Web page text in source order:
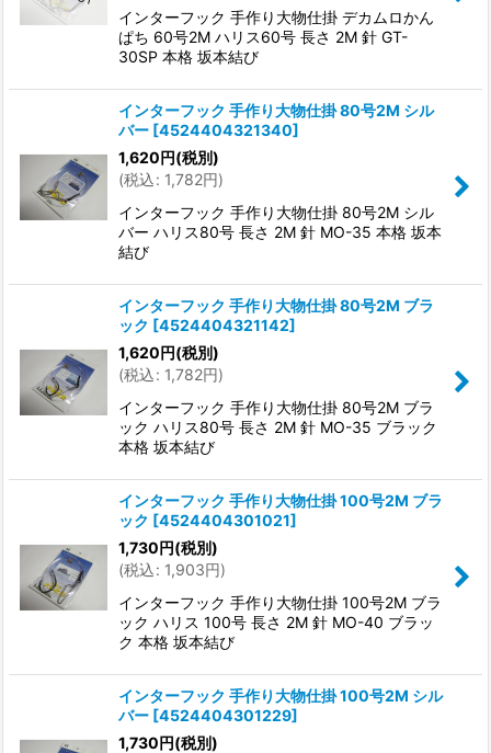
インターフック 手作り大物仕掛 デカムロかん
ぱち 60号2M ハリス60号 長さ 2M 針 GT-
30SP 本格 坂本結び
インターフック 手作り大物仕掛 80号2M シル
バー [4524404321340]
1,620円(税別)
(税込: 1,782円)
インターフック 手作り大物仕掛 80号2M シル
バー ハリス80号 長さ 2M 針 MO-35 本格 坂本
結び
インターフック 手作り大物仕掛 80号2M ブラ
ック [4524404321142]
1,620円(税別)
(税込: 1,782円)
インターフック 手作り大物仕掛 80号2M ブラ
ック ハリス80号 長さ 2M 針 MO-35 ブラック
本格 坂本結び
インターフック 手作り大物仕掛 100号2M ブラ
ック [4524404301021]
1,730円(税別)
(税込: 1,903円)
インターフック 手作り大物仕掛 100号2M ブラ
ック ハリス 100号 長さ 2M 針 MO-40 ブラッ
ク 本格 坂本結び
インターフック 手作り大物仕掛 100号2M シル
バー [4524404301229]
1,730円(税別)